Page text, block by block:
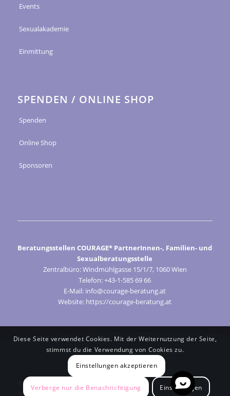
Events
Sexualakademie
Einmittung
SPENDEN / ONLINE SHOP
Spenden
Online Shop
Sponsoren
Beratungsstellen COURAGE* PartnerInnen-, Familien- und
Sexualberatungsstelle
Zentralbüro: Windmühlgasse 15/1/7, 1060 Wien
Telefon: +43-1-585 69 66
E-Mail: info@courage-beratung.at
Website: https://courage-beratung.at
© Courage 2024
Impressum
Diese Seite verwendet Cookies. Mit der Weiternutzung der Seite,
stimmst du die Verwendung von Cookies zu.
Einstellungen akzeptieren
Verberge nur die Benachrichtigung Einstellungen